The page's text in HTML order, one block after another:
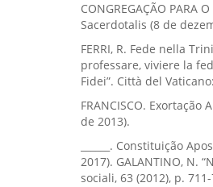
CONGREGAÇÃO PARA
Sacerdotalis (8 de
FERRI, R. Fede nella
professare, viviere la
Fidei”. Città del
FRANCISCO.
de 2013).
______. Constituição
2017). GALANTINO, N.
sociali, 63 (2012), p.